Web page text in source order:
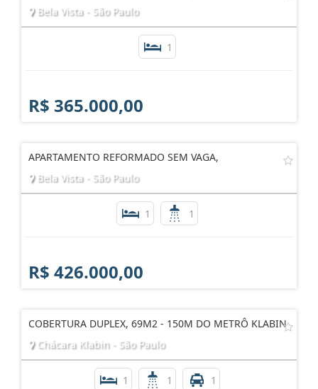
Bela Vista - São Paulo
1
R$ 365.000,00
APARTAMENTO REFORMADO SEM VAGA,
Bela Vista - São Paulo
1 1
R$ 426.000,00
COBERTURA DUPLEX, 69M2 - 150M DO METRÔ KLABIN
Chácara Klabin - São Paulo
1 1 1